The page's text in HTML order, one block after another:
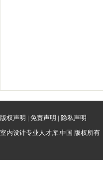
版权声明 | 免责声明 | 隐私声明
室内设计专业人才库.中国 版权所有